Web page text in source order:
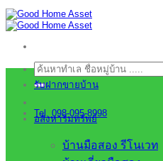
ค้นหา:
Tel. 098-095-8998
รับฝากขายบ้าน
อสังหาริมทรัพย์
บ้านมือสอง รีโนเวท